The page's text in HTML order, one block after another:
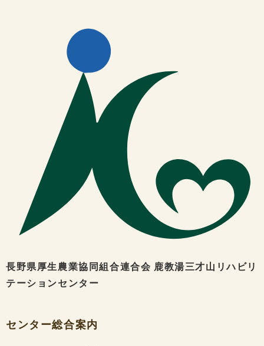
長野県厚生農業協同組合連合会 鹿教湯三才山リハビリ
テーションセンター
センター総合案内
信頼の医療で元気を
確かな医療と技術、寄り添いで、
その人らしい尊厳ある暮らしを取り戻すための
ともにあゆむリハビリテーションを提供します。